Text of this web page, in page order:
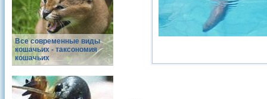
Все современные виды
кошачьих - таксономия
кошачьих